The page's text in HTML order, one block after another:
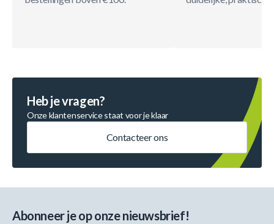
Heb je vragen?
Onze klantenservice staat voor je klaar
Contacteer ons
Abonneer je op onze nieuwsbrief!